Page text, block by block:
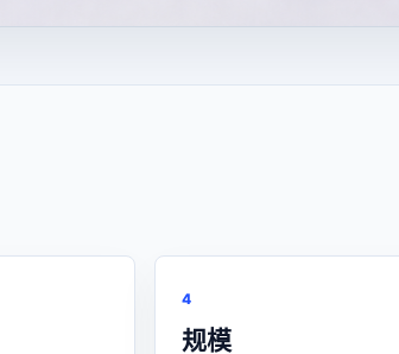
4
规模